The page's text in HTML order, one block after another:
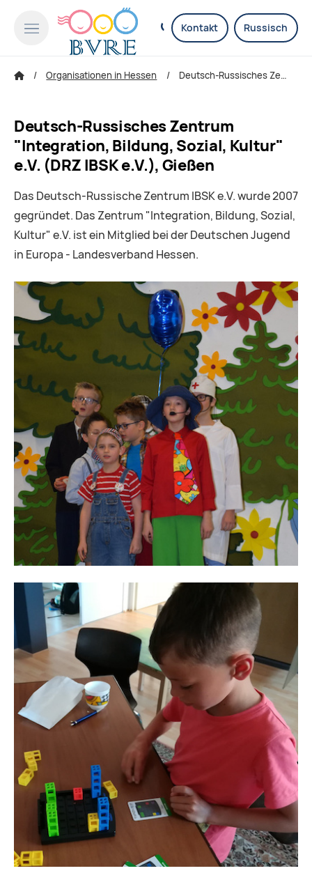
Kontakt Russisch
Organisationen in Hessen Deutsch-Russisches Zentrum "Integration, Bildung, Sozial, Kultur" e.V. (DRZ IBSK e.V.), Gießen
Deutsch-Russisches Zentrum
"Integration, Bildung, Sozial, Kultur"
e.V. (DRZ IBSK e.V.), Gießen
Das Deutsch-Russische Zentrum IBSK e.V. wurde 2007
gegründet. Das Zentrum "Integration, Bildung, Sozial,
Kultur" e.V. ist ein Mitglied bei der Deutschen Jugend
in Europa - Landesverband Hessen.